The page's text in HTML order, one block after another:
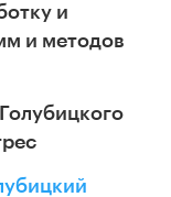
и
и методов